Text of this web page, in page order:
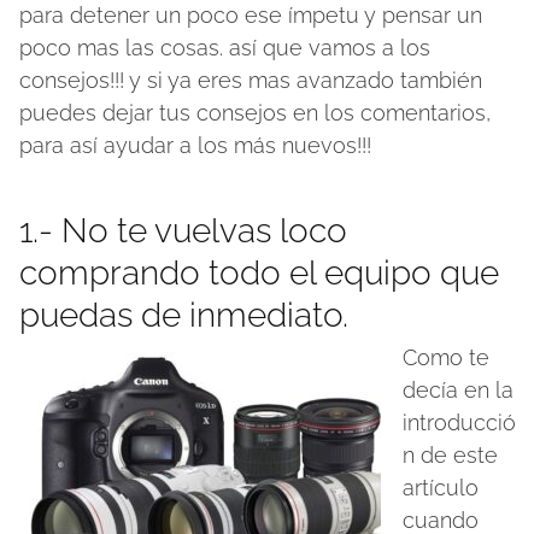
para detener un poco ese ímpetu y pensar un
poco mas las cosas. así que vamos a los
consejos!!! y si ya eres mas avanzado también
puedes dejar tus consejos en los comentarios,
para así ayudar a los más nuevos!!!
1.- No te vuelvas loco
comprando todo el equipo que
puedas de inmediato.
Como te
decía en la
introducció
n de este
artículo
cuando